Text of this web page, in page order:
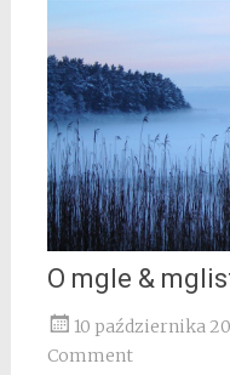
O mgle &
10 października
Comment